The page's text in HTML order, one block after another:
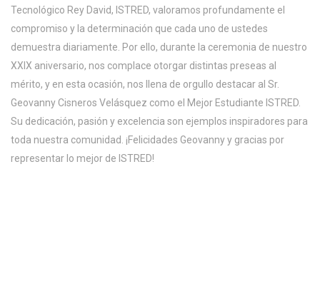
Tecnológico Rey David, ISTRED, valoramos profundamente el
compromiso y la determinación que cada uno de ustedes
demuestra diariamente. Por ello, durante la ceremonia de nuestro
XXIX aniversario, nos complace otorgar distintas preseas al
mérito, y en esta ocasión, nos llena de orgullo destacar al Sr.
Geovanny Cisneros Velásquez como el Mejor Estudiante ISTRED.
Su dedicación, pasión y excelencia son ejemplos inspiradores para
toda nuestra comunidad. ¡Felicidades Geovanny y gracias por
representar lo mejor de ISTRED!